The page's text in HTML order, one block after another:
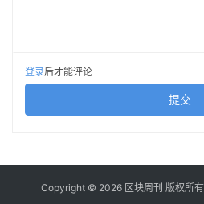
除此之外，还有《Deadrop》、
Melee》、《Tokyo Beast》
甚至数千万美元的投资、无数游
为乌有的承诺。
登录后才能评论
提交
Copyright © 2026 区块周刊 版权所有